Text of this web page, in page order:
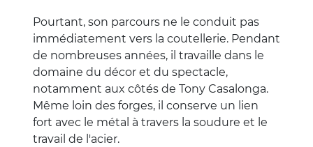
Pourtant, son parcours ne le conduit pas
immédiatement vers la coutellerie. Pendant
de nombreuses années, il travaille dans le
domaine du décor et du spectacle,
notamment aux côtés de Tony Casalonga.
Même loin des forges, il conserve un lien
fort avec le métal à travers la soudure et le
travail de l'acier.